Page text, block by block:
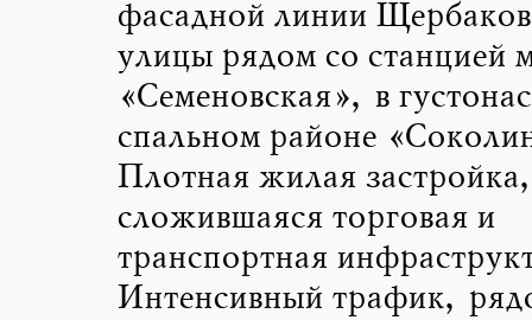
фасадной линии
улицы рядом со станцией
«Семеновская», в
спальном районе
Плотная жилая застройка,
сложившаяся торговая и
транспортная
Интенсивный трафик,